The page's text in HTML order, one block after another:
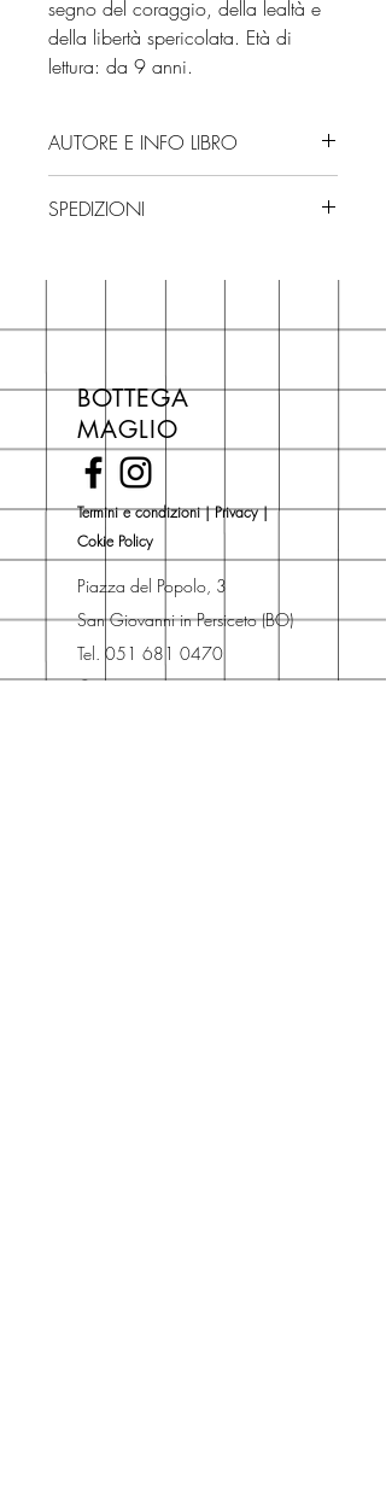
segno del coraggio, della lealtà e
della libertà spericolata. Età di
lettura: da 9 anni.
AUTORE E INFO LIBRO
Editore: Rizzoli
Edizione: 2025
Età di lettura: da 9 anni
SPEDIZIONI
3/4 giorni, secondo disponibilità
di copertina, escluse le ultime
novità Maglio Editore (vedi etichetta
Novità).
Una volta nel carrello puoi decidere
se acquistare sul sito con
spedizione con corriere o se
risparmiare sulle spese di
spedizione e ritirare il libro presso
Libreria degli Orsi, Piazza del
Popolo 3, 40017
BOTTEGA
MAGLIO
Termini e condizioni|Privacy|
Cokie Policy
Piazza del Popolo, 3
San Giovanni in Persiceto (BO)
Tel. 051 681 0470
Contatti